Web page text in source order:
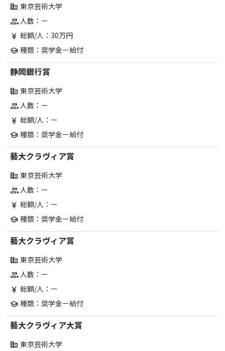
corporate_fare 東京芸術大学
group人数：ー
currency_yen 総額/人：30万円
school 種類：奨学金ー給付
静岡銀行賞
corporate_fare 東京芸術大学
group人数：ー
currency_yen 総額/人：ー
school 種類：奨学金ー給付
藝大クラヴィア賞
corporate_fare 東京芸術大学
group人数：ー
currency_yen 総額/人：ー
school 種類：奨学金ー給付
藝大クラヴィア賞
corporate_fare 東京芸術大学
group人数：ー
currency_yen 総額/人：ー
school 種類：奨学金ー給付
藝大クラヴィア大賞
corporate_fare 東京芸術大学